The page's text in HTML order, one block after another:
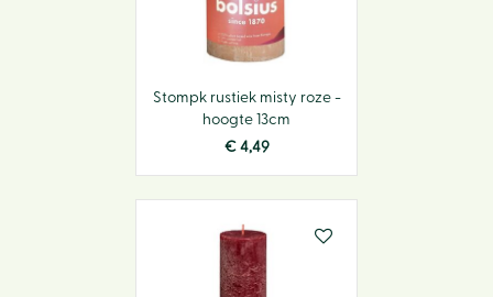
Stompk rustiek misty roze -
hoogte 13cm
€ 4,49